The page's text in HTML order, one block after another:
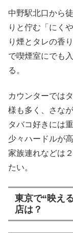
中野駅北口から
りと佇む「にく
り煙とタレの香
で喫煙室にでも
る。
カウンターでは
様も多く、さな
タバコ好きには
少々ハードルが
家族連れなどは
たい。
東京で“映え
店は？